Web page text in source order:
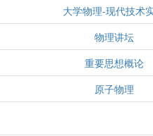
大学物理-现代技术
物理讲坛
重要思想概论
原子物理